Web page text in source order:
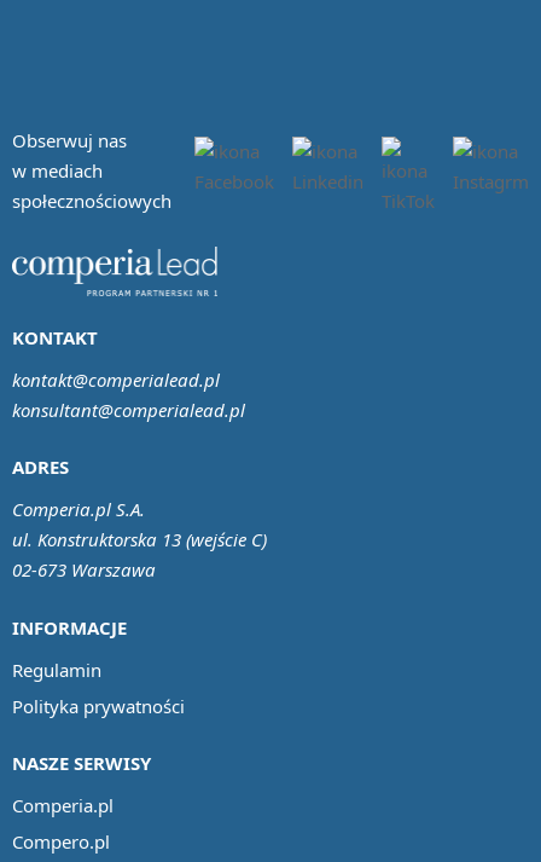
Obserwuj nas
w mediach
społecznościowych
INFORMACJE
Regulamin
Polityka prywatności
NASZE SERWISY
Comperia.pl
Compero.pl
ADRES
Comperia.pl S.A.
ul. Konstruktorska 13 (wejście C)
02-673 Warszawa
KONTAKT
kontakt@comperialead.pl
konsultant@comperialead.pl